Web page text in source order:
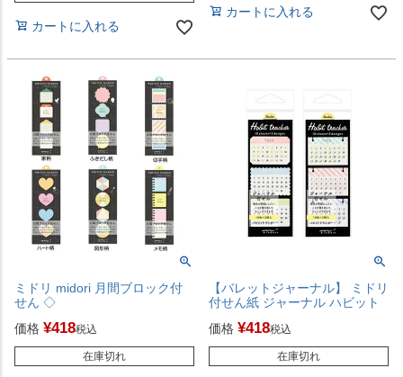
カートに入れる
カートに入れる
ミドリ midori 月間ブロック付
せん ◇
価格 ¥418税込
在庫切れ
【バレットジャーナル】 ミドリ
付せん紙 ジャーナル ハビット
価格 ¥418税込
在庫切れ